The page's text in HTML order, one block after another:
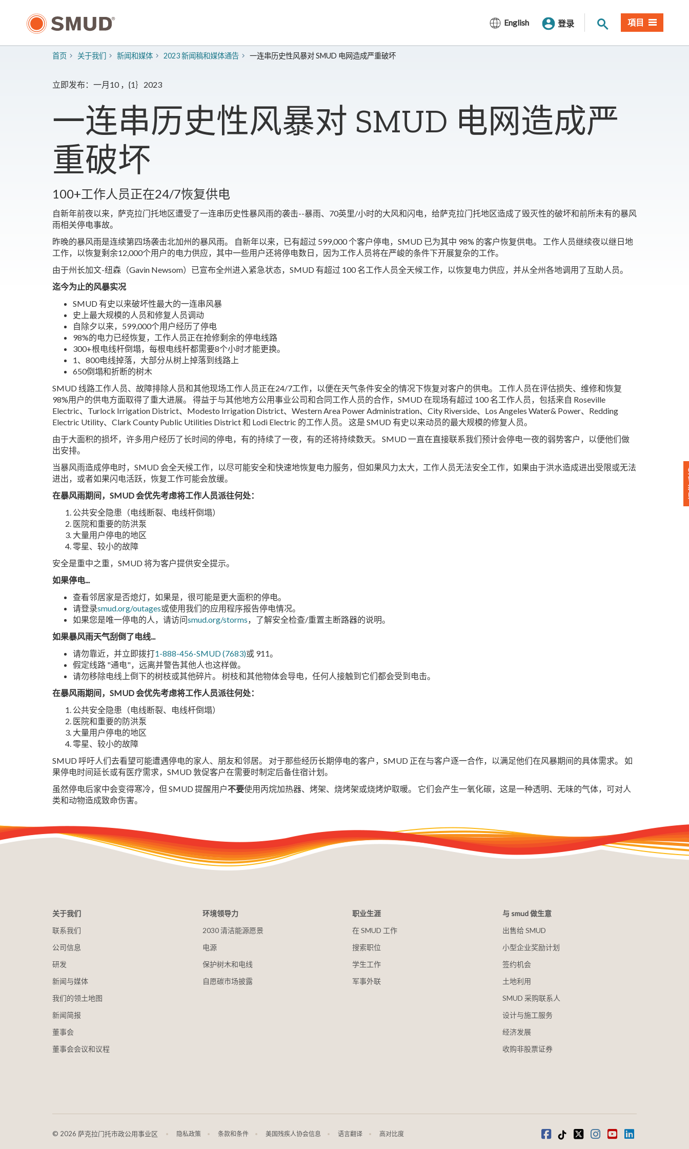
English 登录 网站搜索項目
首页 关于我们 新闻和媒体 2023 新闻稿和媒体通告 一连串历史性风暴对 SMUD 电网造成严重破坏
立即发布：一月10 ，{1｝2023
一连串历史性风暴对 SMUD 电网造成严
重破坏
100+工作人员正在24/7恢复供电
自新年前夜以来，萨克拉门托地区遭受了一连串历史性暴风雨的袭击--暴雨、70英里/小时的大风和闪电，给萨克拉门托地区造成了毁灭性的破坏和前所未有的暴风
雨相关停电事故。
昨晚的暴风雨是连续第四场袭击北加州的暴风雨。 自新年以来，已有超过 599,000 个客户停电，SMUD 已为其中 98% 的客户恢复供电。 工作人员继续夜以继日地
工作，以恢复剩余12,000个用户的电力供应，其中一些用户还将停电数日，因为工作人员将在严峻的条件下开展复杂的工作。
由于州长加文-纽森（Gavin Newsom）已宣布全州进入紧急状态，SMUD 有超过 100 名工作人员全天候工作，以恢复电力供应，并从全州各地调用了互助人员。
迄今为止的风暴实况
SMUD 有史以来破坏性最大的一连串风暴
史上最大规模的人员和修复人员调动
自除夕以来，599,000个用户经历了停电
98%的电力已经恢复，工作人员正在抢修剩余的停电线路
300+根电线杆倒塌，每根电线杆都需要8个小时才能更换。
1、800电线掉落，大部分从树上掉落到线路上
650倒塌和折断的树木
SMUD 线路工作人员、故障排除人员和其他现场工作人员正在24/7工作，以便在天气条件安全的情况下恢复对客户的供电。 工作人员在评估损失、维修和恢复
98%用户的供电方面取得了重大进展。 得益于与其他地方公用事业公司和合同工作人员的合作，SMUD 在现场有超过 100 名工作人员，包括来自 Roseville
Electric、Turlock Irrigation District、Modesto Irrigation District、Western Area Power Administration、City Riverside、Los Angeles Water& Power、Redding
Electric Utility、Clark County Public Utilities District 和 Lodi Electric 的工作人员。 这是 SMUD 有史以来动员的最大规模的修复人员。
由于大面积的损坏，许多用户经历了长时间的停电，有的持续了一夜，有的还将持续数天。 SMUD 一直在直接联系我们预计会停电一夜的弱势客户，以便他们做
出安排。
当暴风雨造成停电时，SMUD 会全天候工作，以尽可能安全和快速地恢复电力服务，但如果风力太大，工作人员无法安全工作，如果由于洪水造成进出受限或无法
进出，或者如果闪电活跃，恢复工作可能会放缓。
在暴风雨期间，SMUD 会优先考虑将工作人员派往何处：
公共安全隐患（电线断裂、电线杆倒塌）
医院和重要的防洪泵
大量用户停电的地区
零星、较小的故障
安全是重中之重，SMUD 将为客户提供安全提示。
如果停电...
查看邻居家是否熄灯，如果是，很可能是更大面积的停电。
请登录smud.org/outages或使用我们的应用程序报告停电情况。
如果您是唯一停电的人，请访问smud.org/storms，了解安全检查/重置主断路器的说明。
如果暴风雨天气刮倒了电线...
请勿靠近，并立即拨打1-888-456-SMUD (7683)或 911。
假定线路 "通电"，远离并警告其他人也这样做。
请勿移除电线上倒下的树枝或其他碎片。 树枝和其他物体会导电，任何人接触到它们都会受到电击。
在暴风雨期间，SMUD 会优先考虑将工作人员派往何处：
公共安全隐患（电线断裂、电线杆倒塌）
医院和重要的防洪泵
大量用户停电的地区
零星、较小的故障
SMUD 呼吁人们去看望可能遭遇停电的家人、朋友和邻居。 对于那些经历长期停电的客户，SMUD 正在与客户逐一合作，以满足他们在风暴期间的具体需求。 如
果停电时间延长或有医疗需求，SMUD 敦促客户在需要时制定后备住宿计划。
虽然停电后家中会变得寒冷，但 SMUD 提醒用户不要使用丙烷加热器、烤架、烧烤架或烧烤炉取暖。 它们会产生一氧化碳，这是一种透明、无味的气体，可对人
类和动物造成致命伤害。
关于我们
联系我们
公司信息
研发
新闻与媒体
我们的领土地图
新闻简报
董事会
董事会会议和议程
环境领导力
2030 清洁能源愿景
电源
保护树木和电线
自愿碳市场披露
职业生涯
在 SMUD 工作
搜索职位
学生工作
军事外联
与 smud 做生意
出售给 SMUD
小型企业奖励计划
签约机会
土地利用
SMUD 采购联系人
设计与施工服务
经济发展
收购非股票证券
© 2026 萨克拉门托市政公用事业区 隐私政策 条款和条件 美国残疾人协会信息 语言翻译 高对比度 在 Facebook 上
抖音叽叽喳喳
Instagram
视频LinkedIn